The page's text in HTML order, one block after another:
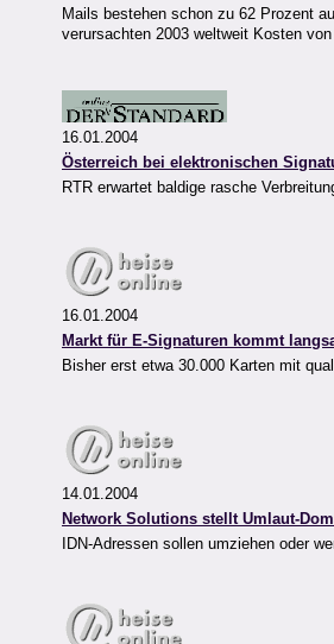
Mails bestehen schon zu 62 Prozent
verursachten 2003 weltweit Kosten
16.01.2004
Österreich bei elektronischen
RTR erwartet baldige rasche
16.01.2004
Markt für E-Signaturen kommt
Bisher erst etwa 30.000 Karten mit
14.01.2004
Network Solutions stellt Umlaut-
IDN-Adressen sollen umziehen oder